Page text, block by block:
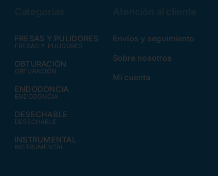
FRESAS Y PULIDORES
FRESAS Y PULIDORES
OBTURACIÓN
OBTURACIÓN
ENDODONCIA
ENDODONCIA
DESECHABLE
DESECHABLE
INSTRUMENTAL
INSTRUMENTAL
Envíos y seguimiento
Sobre nosotros
Mi cuenta